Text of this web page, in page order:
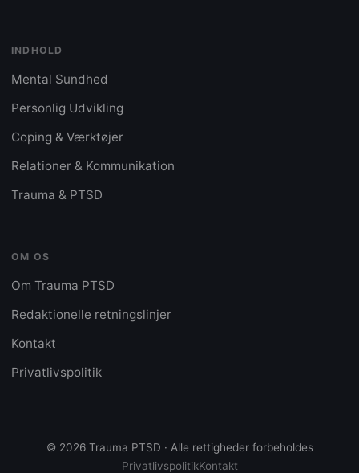
INDHOLD
Mental Sundhed
Personlig Udvikling
Coping & Værktøjer
Relationer & Kommunikation
Trauma & PTSD
OM OS
Om Trauma PTSD
Redaktionelle retningslinjer
Kontakt
Privatlivspolitik
© 2026 Trauma PTSD · Alle rettigheder forbeholdes
PrivatlivspolitikKontakt